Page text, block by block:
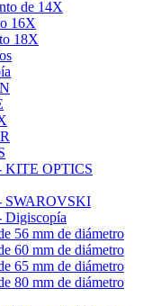
de 14X
16X
18X
KITE OPTICS
- SWAROVSKI
Digiscopía
56 mm de diámetro
60 mm de diámetro
65 mm de diámetro
80 mm de diámetro